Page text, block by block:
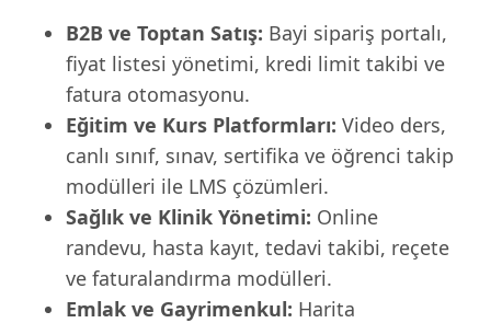
B2B ve Toptan Satış: Bayi sipariş portalı,
fiyat listesi yönetimi, kredi limit takibi ve
fatura otomasyonu.
Eğitim ve Kurs Platformları: Video ders,
canlı sınıf, sınav, sertifika ve öğrenci takip
modülleri ile LMS çözümleri.
Sağlık ve Klinik Yönetimi: Online
randevu, hasta kayıt, tedavi takibi, reçete
ve faturalandırma modülleri.
Emlak ve Gayrimenkul: Harita